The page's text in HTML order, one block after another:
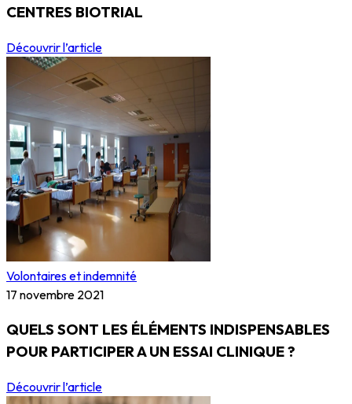
CENTRES BIOTRIAL
Découvrir l’article
Volontaires et indemnité
17 novembre 2021
QUELS SONT LES ÉLÉMENTS INDISPENSABLES
POUR PARTICIPER A UN ESSAI CLINIQUE ?
Découvrir l’article